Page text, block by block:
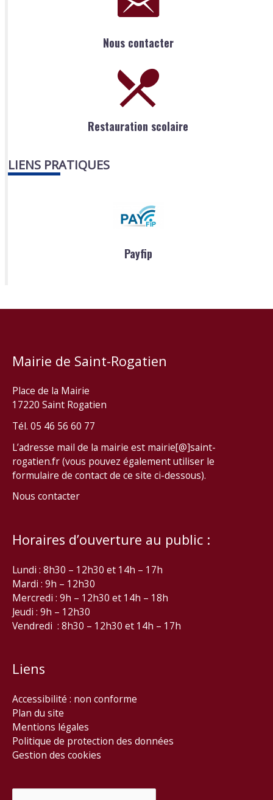
Nous contacter
Restauration scolaire
LIENS PRATIQUES
Payfip
Mairie de Saint-Rogatien
Place de la Mairie
17220 Saint Rogatien
Tél. 05 46 56 60 77
L’adresse mail de la mairie est mairie[@]saint-
rogatien.fr (vous pouvez également utiliser le
formulaire de contact de ce site ci-dessous).
Nous contacter
Horaires d’ouverture au public :
Lundi : 8h30 – 12h30 et 14h – 17h
Mardi : 9h – 12h30
Mercredi : 9h – 12h30 et 14h – 18h
Jeudi : 9h – 12h30
Vendredi : 8h30 – 12h30 et 14h – 17h
Liens
Accessibilité : non conforme
Plan du site
Mentions légales
Politique de protection des données
Gestion des cookies